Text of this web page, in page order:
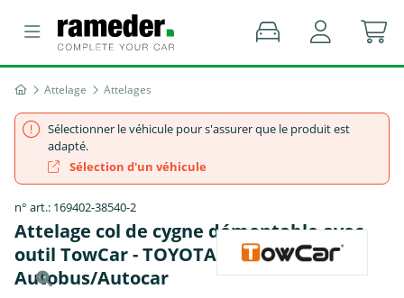
Attelage Attelages
Sélectionner le véhicule pour s'assurer que le produit est
adapté.
Sélection d'un véhicule
n° art.: 169402-38540-2
Attelage col de cygne démontable avec
outil TowCar - TOYOTA PROACE VERSO
Autobus/Autocar